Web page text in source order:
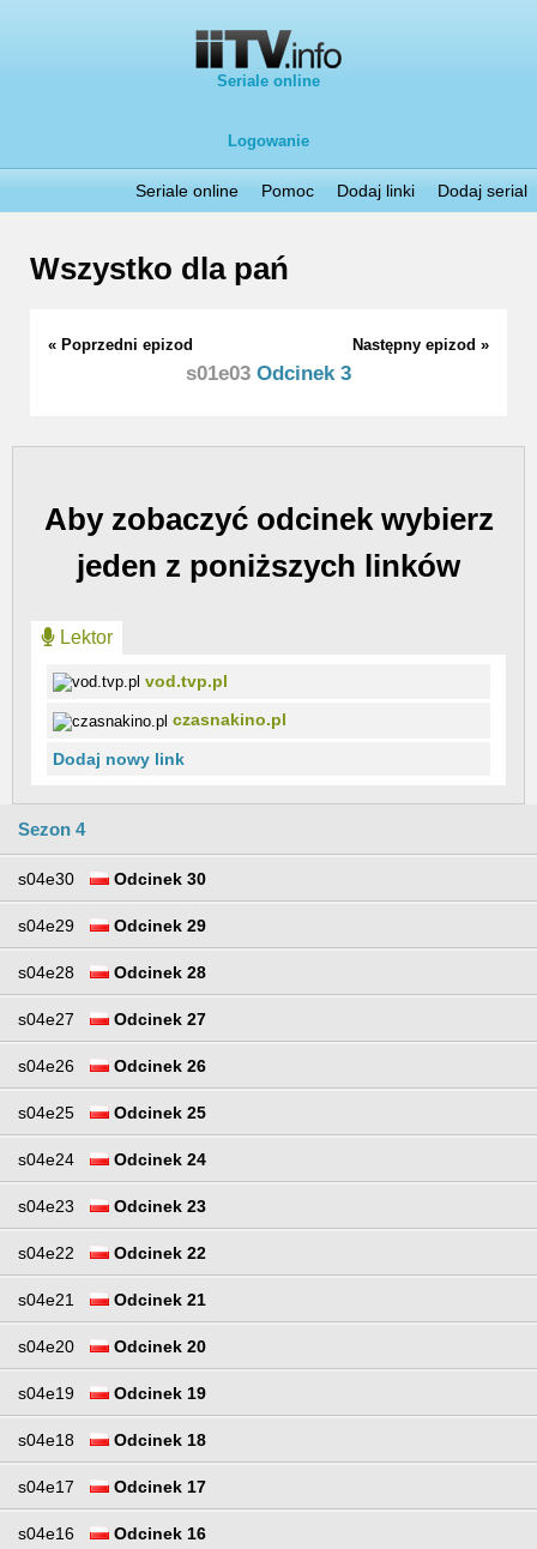
Seriale online
Logowanie
Seriale online Pomoc Dodaj linki Dodaj serial
Wszystko dla pań
« Poprzedni epizod Następny epizod »
s01e03 Odcinek 3
Aby zobaczyć odcinek wybierz
jeden z poniższych linków
Lektor
vod.tvp.pl
czasnakino.pl
Dodaj nowy link
Sezon 4
s04e30 Odcinek 30
s04e29 Odcinek 29
s04e28 Odcinek 28
s04e27 Odcinek 27
s04e26 Odcinek 26
s04e25 Odcinek 25
s04e24 Odcinek 24
s04e23 Odcinek 23
s04e22 Odcinek 22
s04e21 Odcinek 21
s04e20 Odcinek 20
s04e19 Odcinek 19
s04e18 Odcinek 18
s04e17 Odcinek 17
s04e16 Odcinek 16